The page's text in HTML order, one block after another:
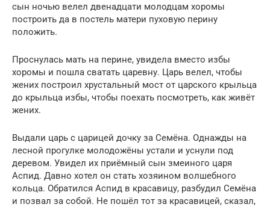
сын ночью велел двенадцати молодцам хоромы
построить да в постель матери пуховую перину
положить.
Проснулась мать на перине, увидела вместо избы
хоромы и пошла сватать царевну. Царь велел, чтобы
жених построил хрустальный мост от царского крыльца
до крыльца избы, чтобы поехать посмотреть, как живёт
жених.
Выдали царь с царицей дочку за Семёна. Однажды на
лесной прогулке молодожёны устали и уснули под
деревом. Увидел их приёмный сын змеиного царя
Аспид. Давно хотел он стать хозяином волшебного
кольца. Обратился Аспид в красавицу, разбудил Семёна
и позвал за собой. Не пошёл тот за красавицей, сказал,